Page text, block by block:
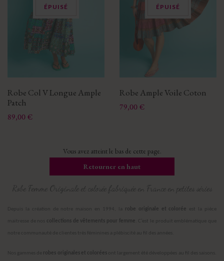
ÉPUISÉ
Robe Col V Longue Ample
Patch
Prix
89,00 €
ÉPUISÉ
Robe Ample Voile Coton
Prix
79,00 €
Vous avez atteint le bas de cette page.
Retourner en haut
Robe Femme Originale et colorée fabriquée en France en petites séries
Depuis la création de notre maison en 1994, la robe originale et colorée
maitresse de nos collections de vêtements pour femme . C’est le produit emblématique que
notre communauté de clientes très féminines a plébiscité au fil des années.
Nos gammes de robes originales et coloréesont largement été développées au fil des saisons.